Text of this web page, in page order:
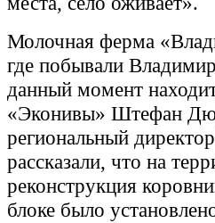
Молочная ферма
где побывали
данный момент
«Эконивы» Штефан
региональный
рассказали, что на
реконструкция
блоке было